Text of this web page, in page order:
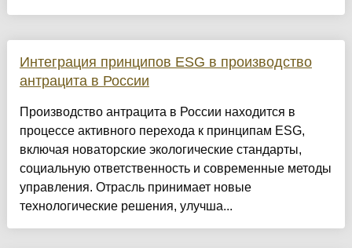
Интеграция принципов ESG в производство
антрацита в России
Производство антрацита в России находится в
процессе активного перехода к принципам ESG,
включая новаторские экологические стандарты,
социальную ответственность и современные методы
управления. Отрасль принимает новые
технологические решения, улучша...